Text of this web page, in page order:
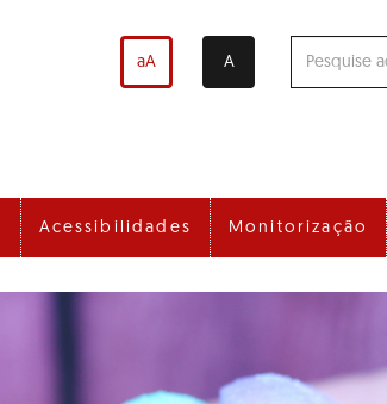
aA A
Acessibilidades Monitorização